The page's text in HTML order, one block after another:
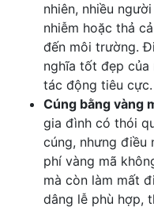
nhiên, nhiều
nhiễm hoặc thả
đến môi trường.
nghĩa tốt đẹp của
tác động tiêu cực.
Cúng bằng vàng
gia đình có thói
cúng, nhưng điều
phí vàng mã
mà còn làm mất
dâng lễ phù hợp,